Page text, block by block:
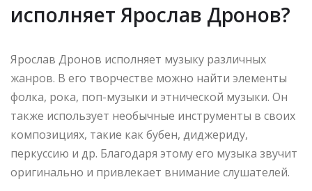
исполняет Ярослав Дронов?
Ярослав Дронов исполняет музыку различных
жанров. В его творчестве можно найти элементы
фолка, рока, поп-музыки и этнической музыки. Он
также использует необычные инструменты в своих
композициях, такие как бубен, диджериду,
перкуссию и др. Благодаря этому его музыка звучит
оригинально и привлекает внимание слушателей.